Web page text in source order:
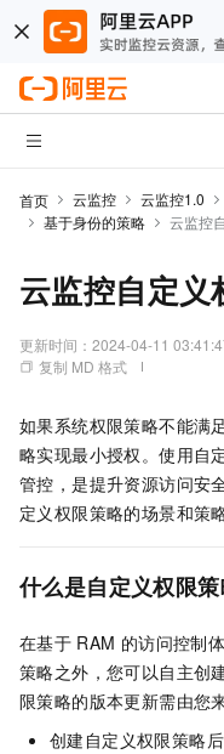
首页 云监控 云监控1.0
基于身份的策略
云监控
云监控自定义
更新时间： 2024-04-11
复制 MD 格式
如果系统权限策略不能满
略实现最小授权。使用自
管控，是提升资源访问安
定义权限策略的场景和策
什么是自定义权限
在基于 RAM 的访问控制
策略之外，您可以自主创
限策略的版本更新需由您
创建自定义权限策略